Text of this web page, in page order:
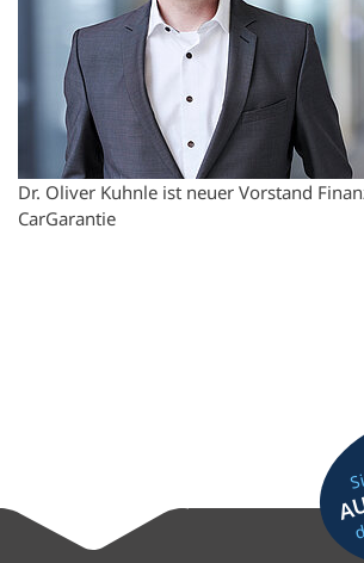
Dr. Oliver Kuhnle ist neuer Vorstand
CarGarantie